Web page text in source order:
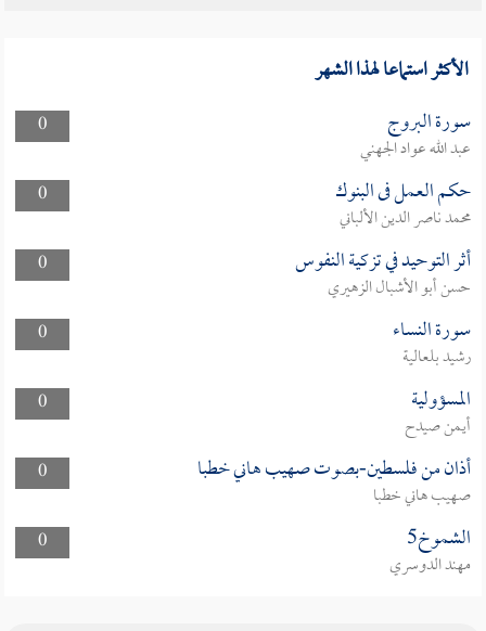
الأكثر استماعا لهذا الشهر
0 سورة البروج
عبد الله عواد الجهني
0
حكم العمل فى البنوك
محمد ناصر الدين الألباني
0
أثر التوحيد في تزكية النفوس
حسن أبو الأشبال الزهيري
0
سورة النساء
رشيد بلعالية
0
المسؤولية
أيمن صيدح
0
أذان من فلسطين-بصوت صهيب هاني خطبا
صهيب هاني خطبا
0
الشموخ5
مهند الدوسري